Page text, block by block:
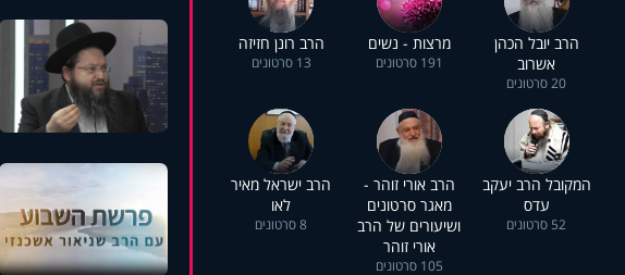
הרב יובל הכהן
אשרוב
20 סרטונים
מרצות - נשים
191 סרטונים
הרב רונן חזיזה
13 סרטונים
המקובל הרב יעקב
עדס
52 סרטונים
הרב אורי זוהר -
מאגר סרטונים
ושיעורים של הרב
אורי זוהר
105 סרטונים
הרב ישראל מאיר
לאו
8 סרטונים